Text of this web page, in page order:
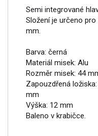
Semi integrované
Složení je určeno
mm.
Barva: černá
Materiál misek: Alu
Rozměr misek: 44
Zapouzdřená
mm
Výška: 12 mm
Baleno v krabičce.